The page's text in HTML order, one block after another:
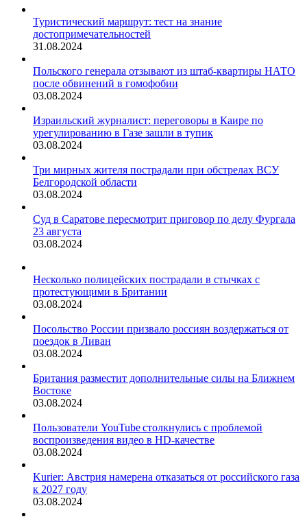
Туристический маршрут: тест на знание
достопримечательностей
31.08.2024
Польского генерала отзывают из штаб-квартиры НАТО
после обвинений в гомофобии
03.08.2024
Израильский журналист: переговоры в Каире по
урегулированию в Газе зашли в тупик
03.08.2024
Три мирных жителя пострадали при обстрелах ВСУ
Белгородской области
03.08.2024
Суд в Саратове пересмотрит приговор по делу Фургала
23 августа
03.08.2024
Несколько полицейских пострадали в стычках с
протестующими в Британии
03.08.2024
Посольство России призвало россиян воздержаться от
поездок в Ливан
03.08.2024
Британия разместит дополнительные силы на Ближнем
Востоке
03.08.2024
Пользователи YouTube столкнулись с проблемой
воспроизведения видео в HD-качестве
03.08.2024
Kurier: Австрия намерена отказаться от российского газа
к 2027 году
03.08.2024